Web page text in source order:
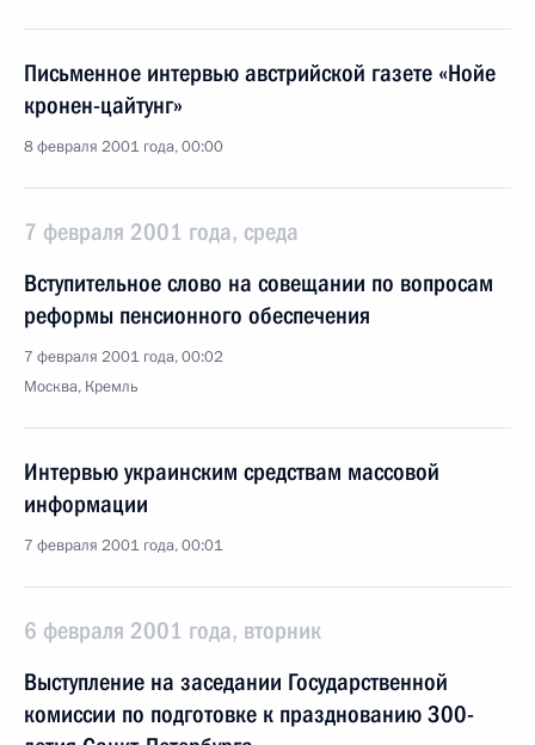
Письменное интервью австрийской газете «Нойе
кронен-цайтунг»
8 февраля 2001 года, 00:00
7 февраля 2001 года, среда
Вступительное слово на совещании по вопросам
реформы пенсионного обеспечения
7 февраля 2001 года, 00:02
Москва, Кремль
Интервью украинским средствам массовой
информации
7 февраля 2001 года, 00:01
6 февраля 2001 года, вторник
Выступление на заседании Государственной
комиссии по подготовке к празднованию 300-